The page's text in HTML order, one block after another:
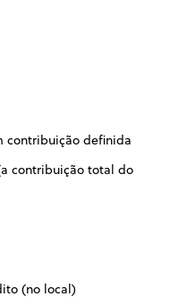
contribuição definida
contribuição total do
(no local)